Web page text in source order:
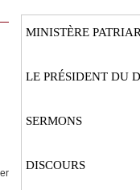
MINISTÈRE
LE PRÉSIDENT DU
SERMONS
DISCOURS